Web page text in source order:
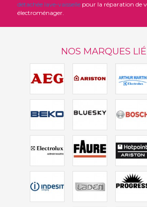
détachée lave-vaisselle pour la réparation de
électroménager.
NOS MARQUES